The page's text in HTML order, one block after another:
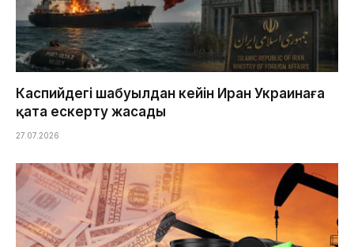
Каспийдегі шабуылдан кейін Иран Украинаға
қатаң ескерту жасады
27.07.2026